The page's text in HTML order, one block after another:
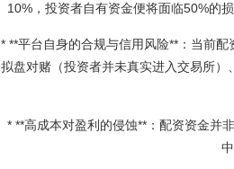
10%，投资者自有资金便将面临50%的
* **平台自身的合规与信用风险**：当前
拟盘对赌（投资者并未真实进入交易所
* **高成本对盈利的侵蚀**：配资资金并